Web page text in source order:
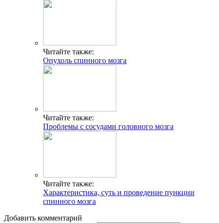
Читайте также:
Опухоль спинного мозга
Читайте также:
Проблемы с сосудами головного мозга
Читайте также:
Характеристика, суть и проведение пункции
спинного мозга
Добавить комментарий